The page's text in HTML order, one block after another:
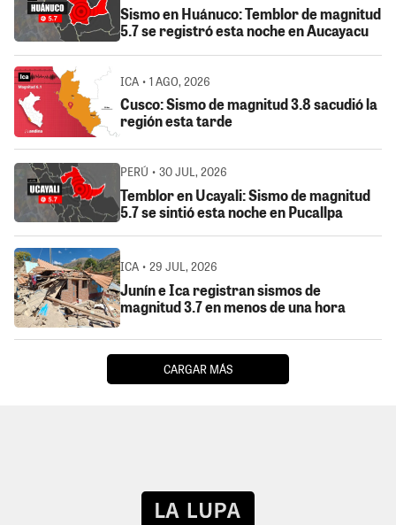
Sismo en Huánuco: Temblor de magnitud
5.7 se registró esta noche en Aucayacu
ICA • 1 AGO, 2026
Cusco: Sismo de magnitud 3.8 sacudió la
región esta tarde
PERÚ • 30 JUL, 2026
Temblor en Ucayali: Sismo de magnitud
5.7 se sintió esta noche en Pucallpa
ICA • 29 JUL, 2026
Junín e Ica registran sismos de
magnitud 3.7 en menos de una hora
CARGAR MÁS